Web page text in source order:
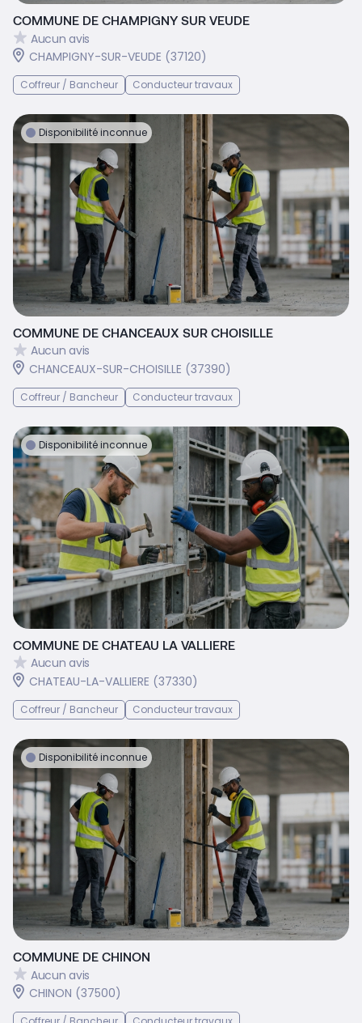
COMMUNE DE CHAMPIGNY SUR VEUDE
Aucun avis
CHAMPIGNY-SUR-VEUDE (37120)
Coffreur / Bancheur Conducteur travaux
Disponibilité inconnue
COMMUNE DE CHANCEAUX SUR CHOISILLE
Aucun avis
CHANCEAUX-SUR-CHOISILLE (37390)
Coffreur / Bancheur Conducteur travaux
Disponibilité inconnue
COMMUNE DE CHATEAU LA VALLIERE
Aucun avis
CHATEAU-LA-VALLIERE (37330)
Coffreur / Bancheur Conducteur travaux
Disponibilité inconnue
COMMUNE DE CHINON
Aucun avis
CHINON (37500)